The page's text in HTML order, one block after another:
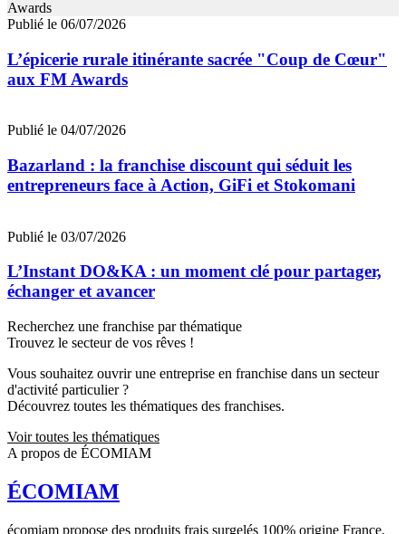
Publié le 06/07/2026
L’épicerie rurale itinérante sacrée "Coup de Cœur"
aux FM Awards
Publié le 04/07/2026
Bazarland : la franchise discount qui séduit les
entrepreneurs face à Action, GiFi et Stokomani
Publié le 03/07/2026
L’Instant DO&KA : un moment clé pour partager,
échanger et avancer
Recherchez une franchise par thématique
Trouvez le secteur de vos rêves !
Vous souhaitez ouvrir une entreprise en franchise dans un secteur
d'activité particulier ?
Découvrez toutes les thématiques des franchises.
Voir toutes les thématiques
A propos de ÉCOMIAM
ÉCOMIAM
écomiam propose des produits frais surgelés 100% origine France,